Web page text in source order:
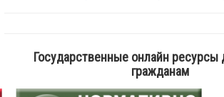
Государственные онлайн
гражданам